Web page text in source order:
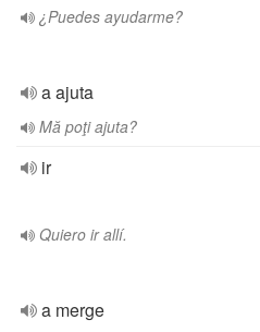
¿Puedes ayudarme?
a ajuta
Mă poţi ajuta?
ir
Quiero ir allí.
a merge